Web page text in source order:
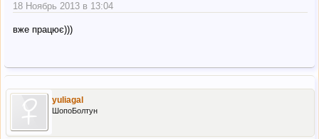
18 Ноябрь 2013 в 13:04
вже працює)))
yuliagal
ШопоБолтун